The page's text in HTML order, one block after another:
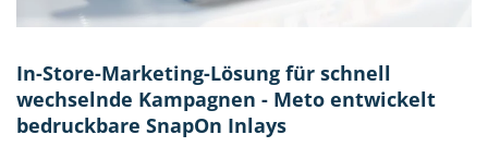
In-Store-Marketing-Lösung für schnell
wechselnde Kampagnen - Meto entwickelt
bedruckbare SnapOn Inlays